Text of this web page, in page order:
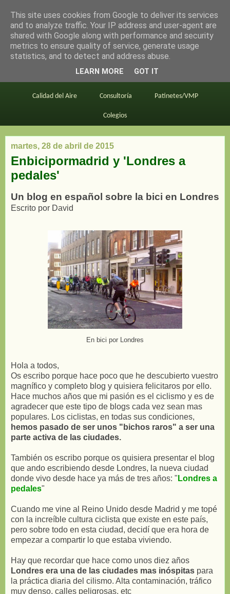
en bici por madrid
Este blog BiciMAD Primeros consejos
Calidad del Aire Consultoría Patinetes/VMP
Colegios
martes, 28 de abril de 2015
Enbicipormadrid y 'Londres a
pedales'
Un blog en español sobre la bici en Londres
Escrito por David
En bici por Londres
Hola a todos,
Os escribo porque hace poco que he descubierto vuestro
magnífico y completo blog y quisiera felicitaros por ello.
Hace muchos años que mi pasión es el ciclismo y es de
agradecer que este tipo de blogs cada vez sean mas
populares. Los ciclistas, en todas sus condiciones,
hemos pasado de ser unos "bichos raros" a ser una
parte activa de las ciudades.
También os escribo porque os quisiera presentar el blog
que ando escribiendo desde Londres, la nueva ciudad
donde vivo desde hace ya más de tres años: " Londres a
pedales"
Cuando me vine al Reino Unido desde Madrid y me topé
con la increíble cultura ciclista que existe en este país,
pero sobre todo en esta ciudad, decidí que era hora de
empezar a compartir lo que estaba viviendo.
Hay que recordar que hace como unos diez años
Londres era una de las ciudades mas inóspitas para
la práctica diaria del cilismo. Alta contaminación, tráfico
muy denso, calles peligrosas, etc
This site uses cookies from Google to deliver its services
and to analyze traffic. Your IP address and user-agent are
shared with Google along with performance and security
metrics to ensure quality of service, generate usage
statistics, and to detect and address abuse.
LEARN MORE GOT IT